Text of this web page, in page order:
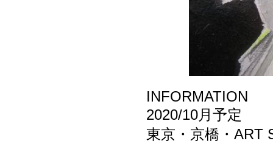
INFORMATION
2020/10月予定
東京・京橋・